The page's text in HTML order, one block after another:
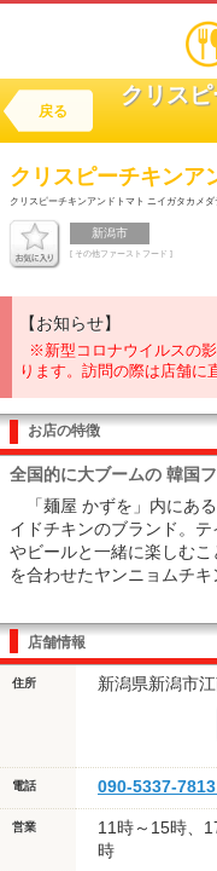
戻る
クリス
クリスピーチキンア
クリスピーチキンアンドトマト ニイガタカメダ
新潟市
[ その他ファーストフード ]
【お知らせ】
※新型コロナウイルスの
ります。訪問の際は店舗に
お店の特徴
全国的に大ブームの 韓国
「麺屋 かずを」内にあ
イドチキンのブランド。
やビールと一緒に楽しむ
を合わせたヤンニョムチキ
店舗情報
住所 新潟県新潟市
電話 090-5337-7813
営業
11時～15時、
時